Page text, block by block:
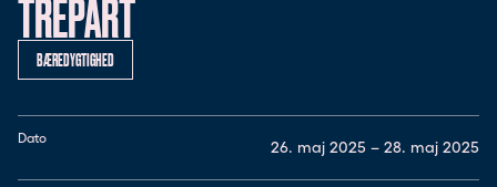
TREPART
BÆREDYGTIGHED
Dato
26. maj 2025 – 28. maj 2025